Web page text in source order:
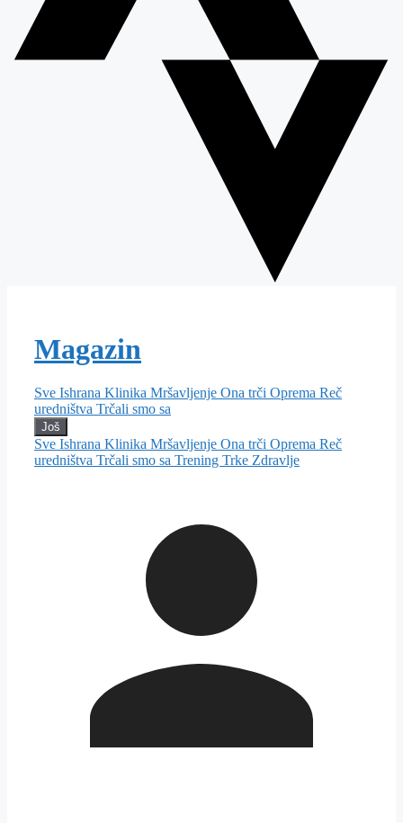
Magazin
Sve Ishrana Klinika Mršavljenje Ona trči Oprema Reč
uredništva Trčali smo sa
Još
Sve Ishrana Klinika Mršavljenje Ona trči Oprema Reč
uredništva Trčali smo sa Trening Trke Zdravlje